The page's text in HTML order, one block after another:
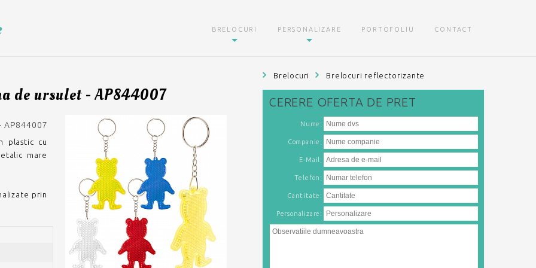
BRELOCURI PERSONALIZARE PORTOFOLIU CONTACT
de ursulet - AP844007
AP844007
plastic cu
mare
prin
Brelocuri Brelocuri reflectorizante
CERERE OFERTA DE PRET
Nume :
Companie :
E-Mail :
Telefon :
Cantitate:
Personalizare: